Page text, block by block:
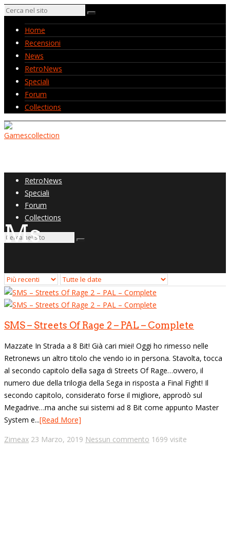
Home
Recensioni
News
RetroNews
Speciali
Forum
Collections
RetroNews
Speciali
Forum
Collections
Ms
SMS – Streets Of Rage 2 – PAL – Complete
Mazzate In Strada a 8 Bit! Già cari miei! Oggi ho rimesso nelle
Retronews un altro titolo che vendo io in persona. Stavolta, tocca
al secondo capitolo della saga di Streets Of Rage…ovvero, il
numero due della trilogia della Sega in risposta a Final Fight! Il
secondo capitolo, considerato forse il migliore, approdò sul
Megadrive…ma anche sui sistemi ad 8 Bit come appunto Master
System e...[Read More]
Zimeax 23 Marzo, 2019 Nessun commento 1699 visite